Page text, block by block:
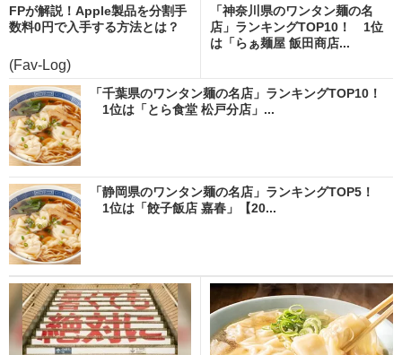
FPが解説！Apple製品を分割手
数料0円で入手する方法とは？
(Fav-Log)
「神奈川県のワンタン麺の名
店」ランキングTOP10！ 1位
は「らぁ麺屋 飯田商店...
「千葉県のワンタン麺の名店」ランキングTOP10！
1位は「とら食堂 松戸分店」...
「静岡県のワンタン麺の名店」ランキングTOP5！
1位は「餃子飯店 嘉春」【20...